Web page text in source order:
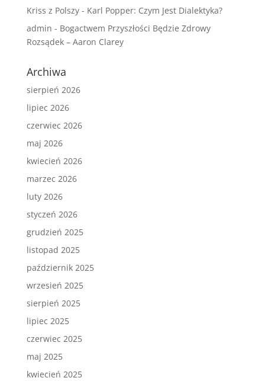
Kriss z Polszy- Karl Popper: Czym Jest Dialektyka?
admin - Bogactwem Przyszłości Będzie Zdrowy
Rozsądek – Aaron Clarey
Archiwa
sierpień 2026
lipiec 2026
czerwiec 2026
maj 2026
kwiecień 2026
marzec 2026
luty 2026
styczeń 2026
grudzień 2025
listopad 2025
październik 2025
wrzesień 2025
sierpień 2025
lipiec 2025
czerwiec 2025
maj 2025
kwiecień 2025